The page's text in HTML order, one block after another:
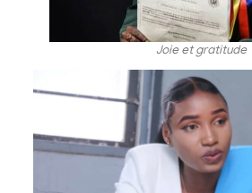
Joie et gratitude